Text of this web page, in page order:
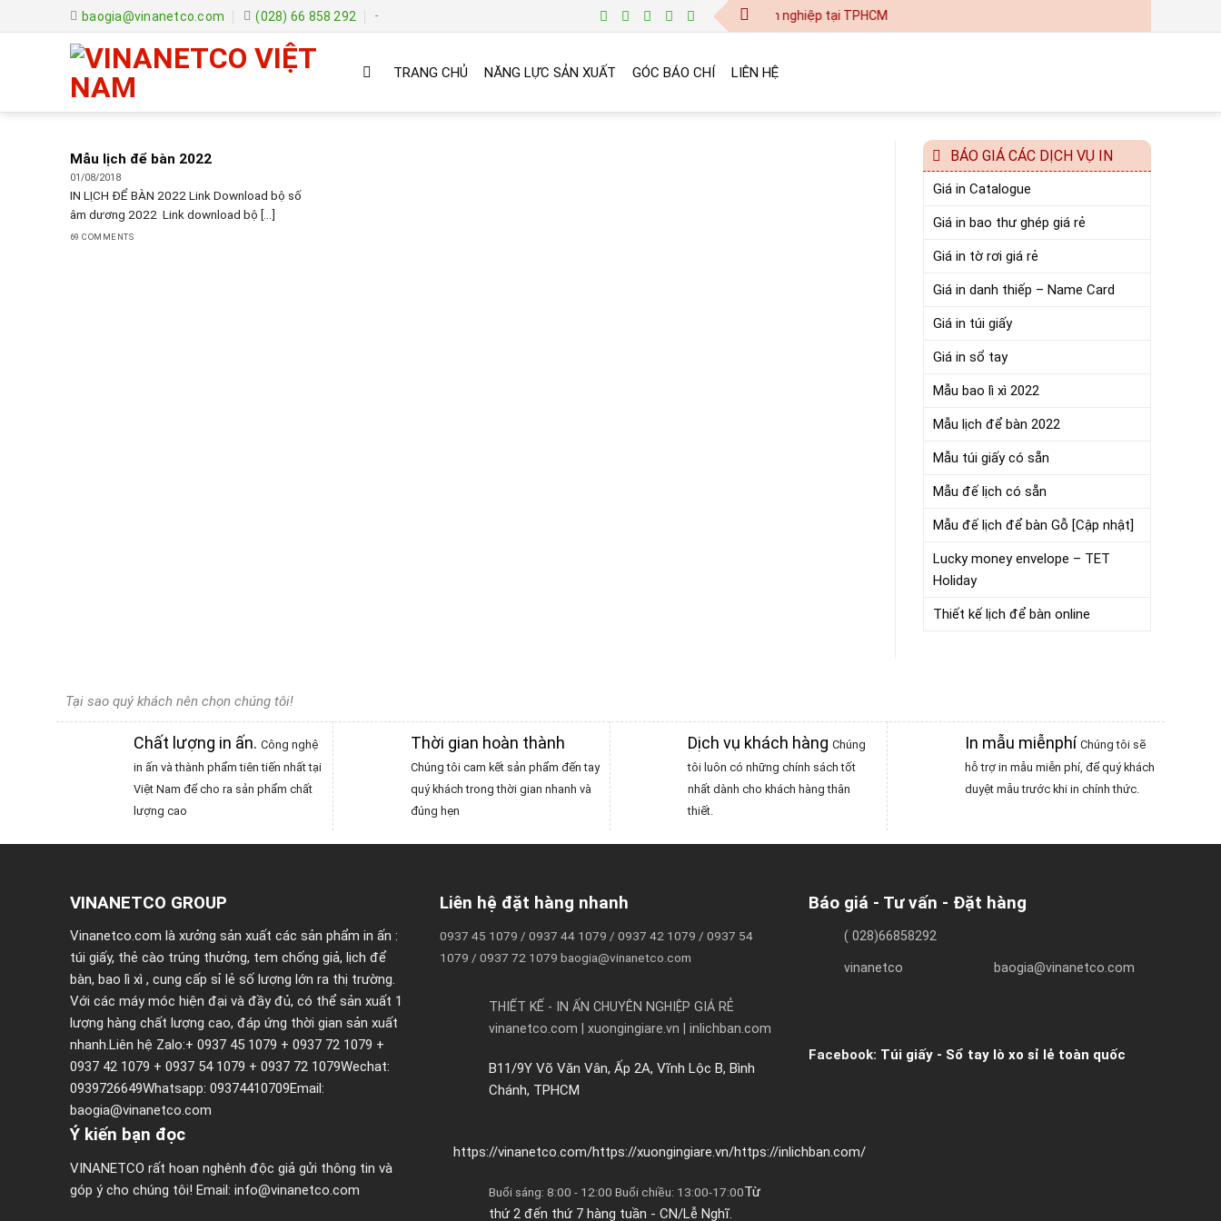
to
baogia@vinanetco.com (028) 66 858 292 - baogia@vinanetco.com | Thiết kế - in ấn chuyên nghiệp tại TPHCM
TRANG CHỦ NĂNG LỰC SẢN XUẤT GÓC BÁO CHÍ LIÊN HỆ
Mẫu lịch để bàn 2022
01/08/2018
IN LỊCH ĐỂ BÀN 2022 Link Download bộ số
âm dương 2022 Link download bộ [...]
69 COMMENTS
BÁO GIÁ CÁC DỊCH VỤ IN
Giá in Catalogue
Giá in bao thư ghép giá rẻ
Giá in tờ rơi giá rẻ
Giá in danh thiếp – Name Card
Giá in túi giấy
Giá in sổ tay
Mẫu bao lì xì 2022
Mẫu lịch để bàn 2022
Mẫu túi giấy có sẵn
Mẫu đế lịch có sẵn
Mẫu đế lịch để bàn Gỗ [Cập nhật]
Lucky money envelope – TET
Holiday
Thiết kế lịch để bàn online
Tại sao quý khách nên chọn chúng tôi!
Chất lượng in ấn.Công nghệ
in ấn và thành phẩm tiên tiến nhất tại
Việt Nam để cho ra sản phẩm chất
lượng cao
Thời gian hoàn thành
Chúng tôi cam kết sản phẩm đến tay
quý khách trong thời gian nhanh và
đúng hẹn
Dịch vụ khách hàngChúng
tôi luôn có những chính sách tốt
nhất dành cho khách hàng thân
thiết.
In mẫu miễnphíChúng tôi sẽ
hỗ trợ in mẫu miễn phí, để quý khách
duyệt mẫu trước khi in chính thức.
VINANETCO GROUP
Vinanetco.com là xưởng sản xuất các sản phẩm in ấn :
túi giấy, thẻ cào trúng thưởng, tem chống giả, lịch để
bàn, bao lì xì , cung cấp sỉ lẻ số lượng lớn ra thị trường.
Với các máy móc hiện đại và đầy đủ, có thể sản xuất 1
lượng hàng chất lượng cao, đáp ứng thời gian sản xuất
nhanh.Liên hệ Zalo:+ 0937 45 1079 + 0937 72 1079 +
0937 42 1079 + 0937 54 1079 + 0937 72 1079Wechat:
0939726649Whatsapp: 09374410709Email:
baogia@vinanetco.com
Ý kiến bạn đọc
VINANETCO rất hoan nghênh độc giả gửi thông tin và
góp ý cho chúng tôi! Email: info@vinanetco.com
Liên hệ đặt hàng nhanh
0937 45 1079 / 0937 44 1079 / 0937 42 1079 / 0937 54
1079 / 0937 72 1079 baogia@vinanetco.com
THIẾT KẾ - IN ẤN CHUYÊN NGHIỆP GIÁ RẺ
vinanetco.com | xuongingiare.vn | inlichban.com
B11/9Y Võ Văn Vân, Ấp 2A, Vĩnh Lộc B, Bình
Chánh, TPHCM
https://vinanetco.com/https://xuongingiare.vn/https://inlichban.com/
Buổi sáng: 8:00 - 12:00 Buổi chiều: 13:00-17:00Từ
thứ 2 đến thứ 7 hàng tuần - CN/Lễ Nghĩ.
Báo giá - Tư vấn - Đặt hàng
( 028)66858292
vinanetco baogia@vinanetco.com
Facebook: Túi giấy - Sổ tay lò xo sỉ lẻ toàn quốc